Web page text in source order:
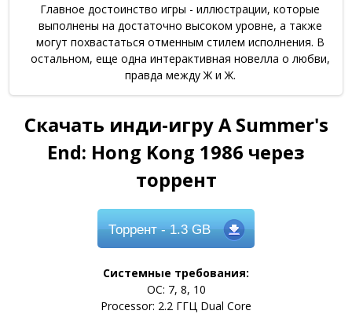
Главное достоинство игры - иллюстрации, которые
выполнены на достаточно высоком уровне, а также
могут похвастаться отменным стилем исполнения. В
остальном, еще одна интерактивная новелла о любви,
правда между Ж и Ж.
Скачать инди-игру A Summer's
End: Hong Kong 1986 через
торрент
Торрент- 1.3 GB
Системные требования:
ОС: 7, 8, 10
Processor: 2.2 ГГЦ Dual Core